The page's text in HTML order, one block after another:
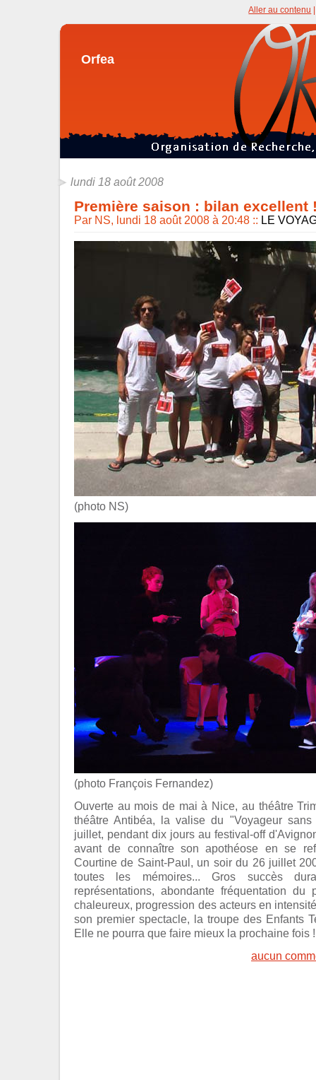
Orfea
Aller au contenu
lundi 18 août 2008
Première saison : bilan excellent
Par NS, lundi 18 août 2008 à 20:48 :: LE
(photo NS)
(photo François Fernandez)
Ouverte au mois de mai à Nice, au théâtre
théâtre Antibéa, la valise du "Voyageur
juillet, pendant dix jours au festival-off
avant de connaître son apothéose en se
Courtine de Saint-Paul, un soir du 26 juillet
toutes les mémoires... Gros succès
représentations, abondante fréquentation du
chaleureux, progression des acteurs en
son premier spectacle, la troupe des Enfants
Elle ne pourra que faire mieux la prochaine fois
aucun